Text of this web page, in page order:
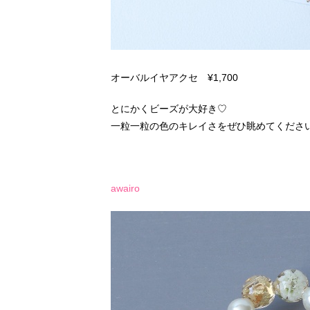
オーバルイヤアクセ ¥1,700
とにかくビーズが大好き♡
一粒一粒の色のキレイさをぜひ眺めてくださ
awairo